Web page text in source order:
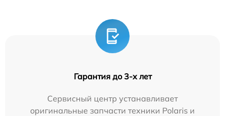
Гарантия до 3-х лет
Сервисный центр устанавливает
оригинальные запчасти техники Polaris и